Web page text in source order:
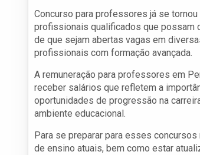
Concurso para professores já se
profissionais qualificados que possam
de que sejam abertas vagas em
profissionais com formação avançada.
A remuneração para professores em
receber salários que refletem a
oportunidades de progressão na
ambiente educacional.
Para se preparar para esses
de ensino atuais, bem como estar